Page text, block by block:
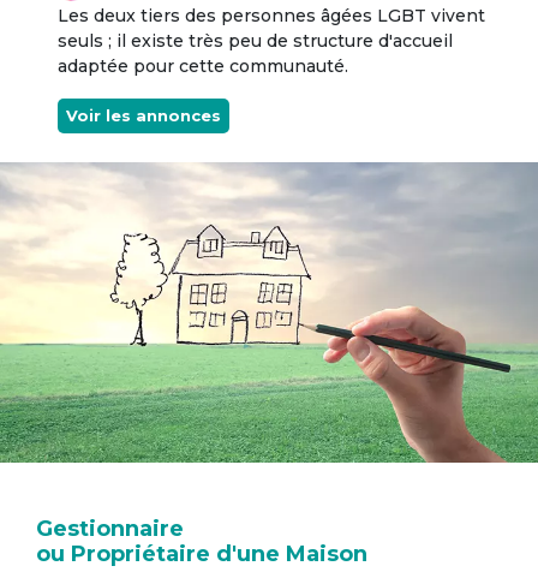
Les deux tiers des personnes âgées LGBT vivent
seuls ; il existe très peu de structure d'accueil
adaptée pour cette communauté.
Voir les annonces
Gestionnaire
ou Propriétaire d'une Maison